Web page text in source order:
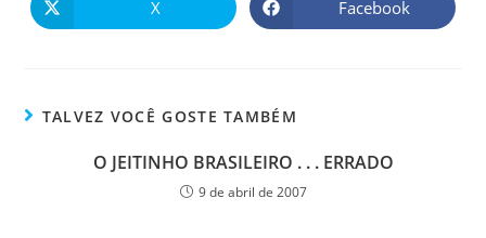
X Facebook
TALVEZ VOCÊ GOSTE TAMBÉM
O JEITINHO BRASILEIRO . . . ERRADO
9 de abril de 2007